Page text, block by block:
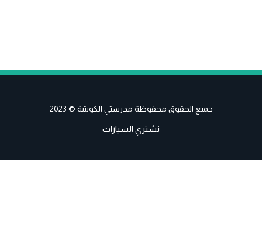
جميع الحقوق محفوظة مدرستي الكويتية © 2023
نشتري السيارات